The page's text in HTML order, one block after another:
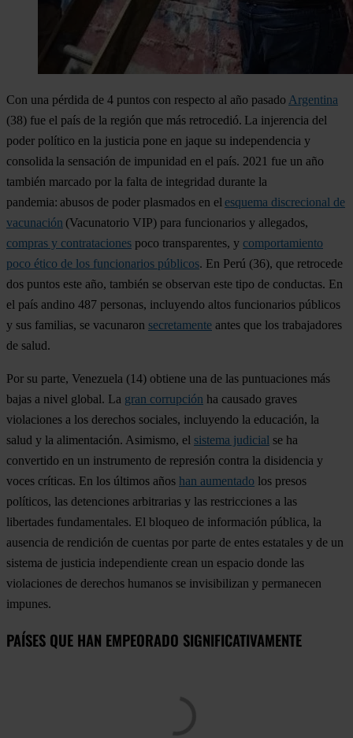
Con una pérdida de 4 puntos con respecto al año pasado Argentina
(38) fue el país de la región que más retrocedió. La injerencia del
poder político en la justicia pone en jaque su independencia y
consolida la sensación de impunidad en el país. 2021 fue un año
también marcado por la falta de integridad durante la
pandemia: abusos de poder plasmados en el esquema discrecional de
vacunación (Vacunatorio VIP) para funcionarios y allegados,
compras y contrataciones poco transparentes, y comportamiento
poco ético de los funcionarios públicos. En Perú (36), que retrocede
dos puntos este año, también se observan este tipo de conductas. En
el país andino 487 personas, incluyendo altos funcionarios públicos
y sus familias, se vacunaron secretamente antes que los trabajadores
de salud.
Por su parte, Venezuela (14) obtiene una de las puntuaciones más
bajas a nivel global. La gran corrupción ha causado graves
violaciones a los derechos sociales, incluyendo la educación, la
salud y la alimentación. Asimismo, el sistema judicial se ha
convertido en un instrumento de represión contra la disidencia y
voces críticas. En los últimos años han aumentado los presos
políticos, las detenciones arbitrarias y las restricciones a las
libertades fundamentales. El bloqueo de información pública, la
ausencia de rendición de cuentas por parte de entes estatales y de un
sistema de justicia independiente crean un espacio donde las
violaciones de derechos humanos se invisibilizan y permanecen
impunes.
PAÍSES QUE HAN EMPEORADO SIGNIFICATIVAMENTE